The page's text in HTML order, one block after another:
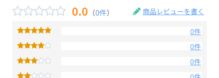
0.0 （0件） 商品レビューを書く
0件
0件
0件